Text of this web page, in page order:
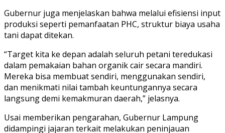
Gubernur juga menjelaskan bahwa melalui efisiensi input
produksi seperti pemanfaatan PHC, struktur biaya usaha
tani dapat ditekan.
“Target kita ke depan adalah seluruh petani teredukasi
dalam pemakaian bahan organik cair secara mandiri.
Mereka bisa membuat sendiri, menggunakan sendiri,
dan menikmati nilai tambah keuntungannya secara
langsung demi kemakmuran daerah,” jelasnya.
Usai memberikan pengarahan, Gubernur Lampung
didampingi jajaran terkait melakukan peninjauan